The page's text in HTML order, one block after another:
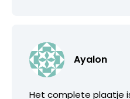
Ayalon
Het complete plaatje